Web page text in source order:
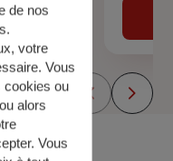
de nos
votre
Vous
cookies ou
alors
Vous